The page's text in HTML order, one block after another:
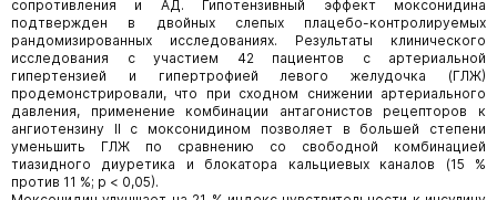
сопротивления и АД. Гипотензивный эффект моксонидина
подтвержден в двойных слепых плацебо-контролируемых
рандомизированных исследованиях. Результаты клинического
исследования с участием 42 пациентов с артериальной
гипертензией и гипертрофией левого желудочка (ГЛЖ)
продемонстрировали, что при сходном снижении артериального
давления, применение комбинации антагонистов рецепторов к
ангиотензину II с моксонидином позволяет в большей степени
уменьшить ГЛЖ по сравнению со свободной комбинацией
тиазидного диуретика и блокатора кальциевых каналов (15 %
против 11 %; р < 0,05).